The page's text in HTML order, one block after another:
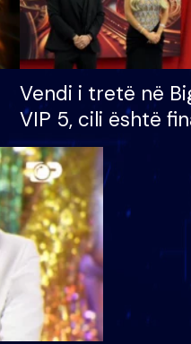
Vendi i tretë në
VIP 5, cili është
radhës që lë